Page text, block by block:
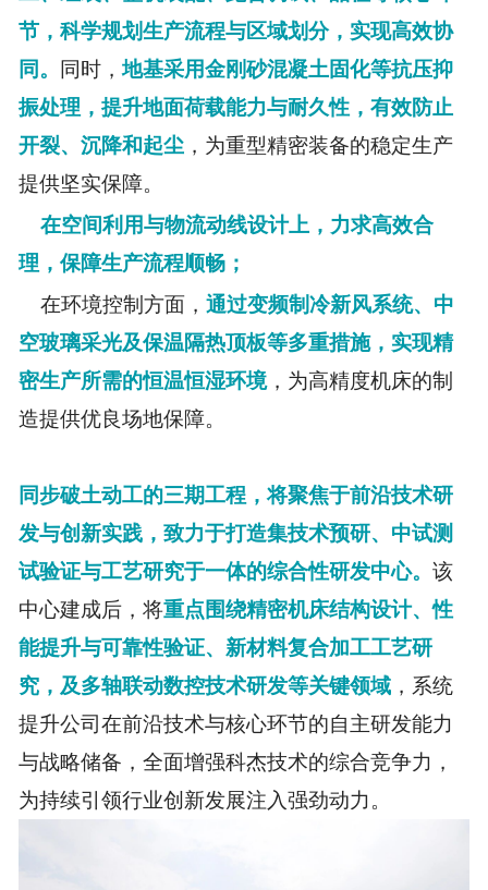
节，科学规划生产流程与区域划分，实现高效协
同。
同时，地基采用金刚砂混凝土固化等抗压抑
振处理，提升地面荷载能力与耐久性，有效防止
开裂、沉降和起尘，为重型精密装备的稳定生产
提供坚实保障。
在空间利用与物流动线设计上，力求高效合
理，保障生产流程顺畅；
在环境控制方面， 通过变频制冷新风系统、中
空玻璃采光及保温隔热顶板等多重措施，实现精
密生产所需的恒温恒湿环境，为高精度机床的制
造提供优良场地保障。
同步破土动工的三期工程，将聚焦于前沿技术研
发与创新实践，致力于打造集技术预研、中试测
试验证与工艺研究于一体的综合性研发中心。 该
中心建成后，将重点围绕精密机床结构设计、性
能提升与可靠性验证、新材料复合加工工艺研
究，及多轴联动数控技术研发等关键领域，系统
提升公司在前沿技术与核心环节的自主研发能力
与战略储备 ，全面增强科杰技术的综合竞争力，
为持续引领行业创新发展注入强劲动力。